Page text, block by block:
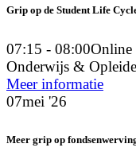
Grip op de Student Life
07:15 - 08:00Online
Onderwijs &
Meer informatie
07mei '26
Meer grip op